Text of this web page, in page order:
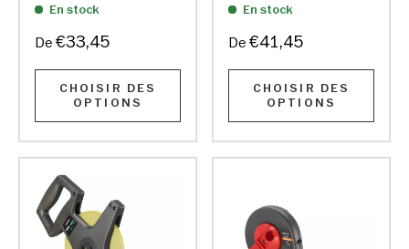
En stock
De €33,45
CHOISIR DES
OPTIONS
En stock
De €41,45
CHOISIR DES
OPTIONS